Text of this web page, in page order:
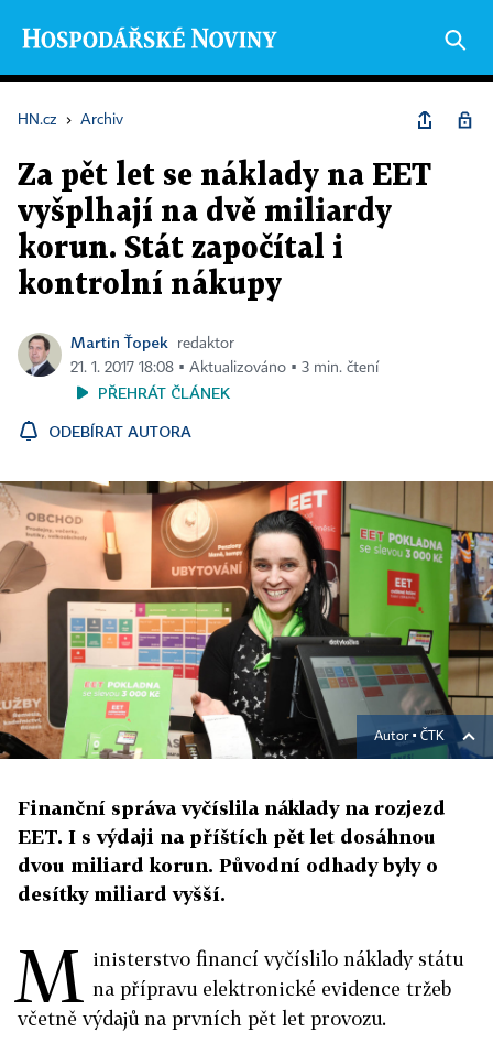
HN.cz › Archiv
Za pět let se náklady na EET
vyšplhají na dvě miliardy
korun. Stát započítal i
kontrolní nákupy
Martin Ťopek
redaktor
21. 1. 2017 18:08 ▪ Aktualizováno ▪ 3 min. čtení
PŘEHRÁT ČLÁNEK
ODEBÍRAT AUTORA
Autor ▪ ČTK
Finanční správa vyčíslila náklady na rozjezd
EET. I s výdaji na příštích pět let dosáhnou
dvou miliard korun. Původní odhady byly o
desítky miliard vyšší.
M inisterstvo financí vyčíslilo náklady státu
na přípravu elektronické evidence tržeb
včetně výdajů na prvních pět let provozu.